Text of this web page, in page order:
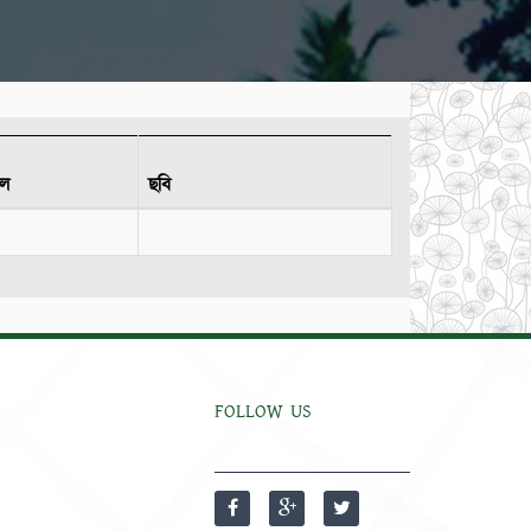
ছবি
FOLLOW US